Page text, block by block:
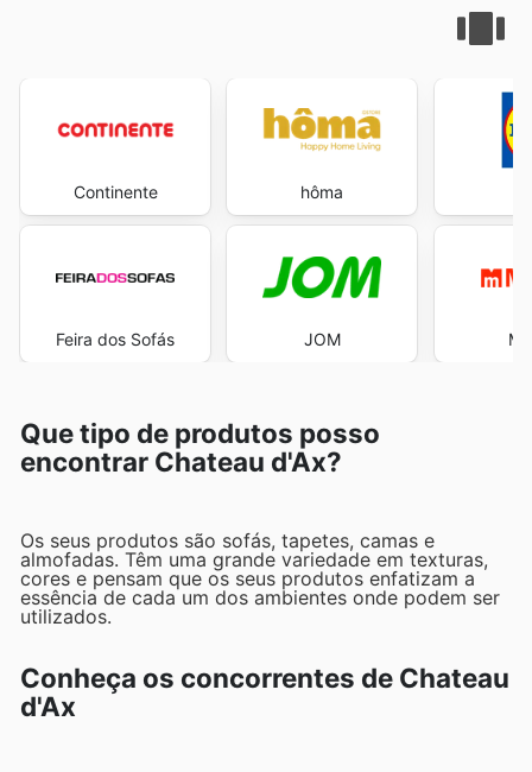
Continente
Feira dos Sofás
hôma
JOM
Que tipo de produtos posso
encontrar Chateau d'Ax?
Os seus produtos são sofás, tapetes, camas e
almofadas. Têm uma grande variedade em texturas,
cores e pensam que os seus produtos enfatizam a
essência de cada um dos ambientes onde podem ser
utilizados.
Conheça os concorrentes de Chateau
d'Ax